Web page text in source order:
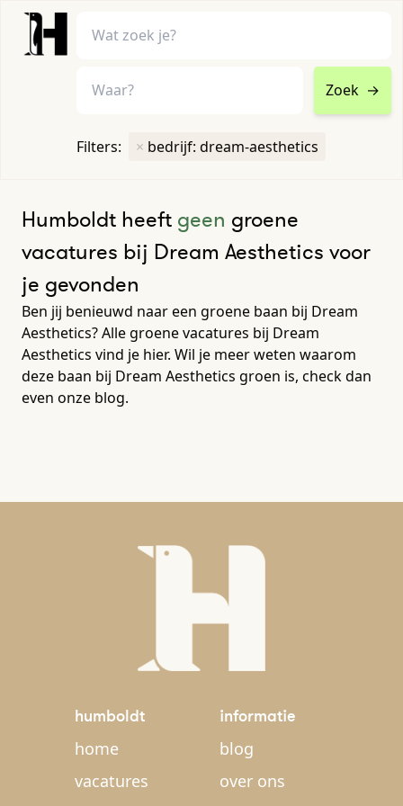
Zoek →
Filters: × bedrijf: dream-aesthetics
Humboldt heeft geen groene
vacatures bij Dream Aesthetics voor
je gevonden
Ben jij benieuwd naar een groene baan bij Dream
Aesthetics? Alle groene vacatures bij Dream
Aesthetics vind je hier. Wil je meer weten waarom
deze baan bij Dream Aesthetics groen is, check dan
even onze blog.
humboldt
home
vacatures
informatie
blog
over ons